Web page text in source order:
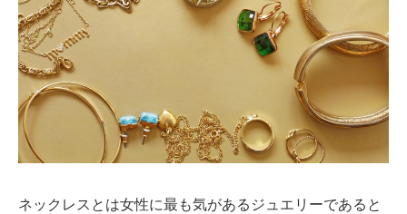
ネックレスとは女性に最も気があるジュエリーであると